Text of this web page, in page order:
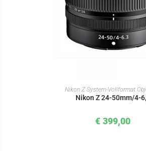
IN DEN WARENKORB
Nikon Z System-Vollformat
Nikon Z 24-50mm/4-
€ 399,00